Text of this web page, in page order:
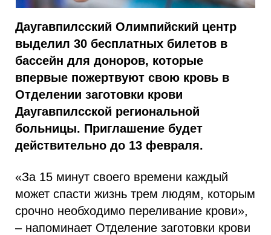
Даугавпилсский Олимпийский центр
выделил 30 бесплатных билетов в
бассейн для доноров, которые
впервые пожертвуют свою кровь в
Отделении заготовки крови
Даугавпилсской региональной
больницы. Приглашение будет
действительно до 13 февраля.
«За 15 минут своего времени каждый
может спасти жизнь трем людям, которым
срочно необходимо переливание крови»,
– напоминает Отделение заготовки крови